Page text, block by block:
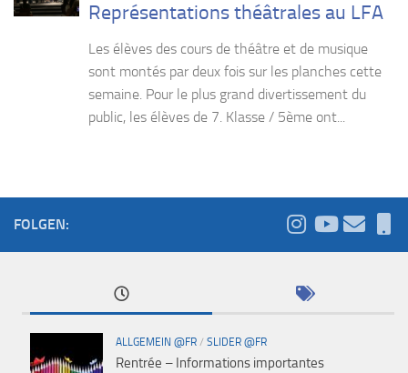
Représentations théâtrales au LFA
Les élèves des cours de théâtre et de musique
sont montés par deux fois sur les planches cette
semaine. Pour le plus grand divertissement du
public, les élèves de 7. Klasse / 5ème ont...
FOLGEN:
ALLGEMEIN @FR / SLIDER @FR
Rentrée – Informations importantes